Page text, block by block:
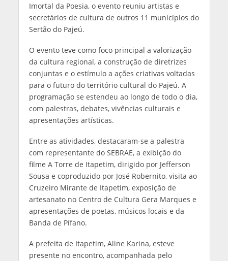
Imortal da Poesia, o evento reuniu artistas e
secretários de cultura de outros 11 municípios do
Sertão do Pajeú.
O evento teve como foco principal a valorização
da cultura regional, a construção de diretrizes
conjuntas e o estímulo a ações criativas voltadas
para o futuro do território cultural do Pajeú. A
programação se estendeu ao longo de todo o dia,
com palestras, debates, vivências culturais e
apresentações artísticas.
Entre as atividades, destacaram-se a palestra
com representante do SEBRAE, a exibição do
filme A Torre de Itapetim, dirigido por Jefferson
Sousa e coproduzido por José Robernito, visita ao
Cruzeiro Mirante de Itapetim, exposição de
artesanato no Centro de Cultura Gera Marques e
apresentações de poetas, músicos locais e da
Banda de Pífano.
A prefeita de Itapetim, Aline Karina, esteve
presente no encontro, acompanhada pelo